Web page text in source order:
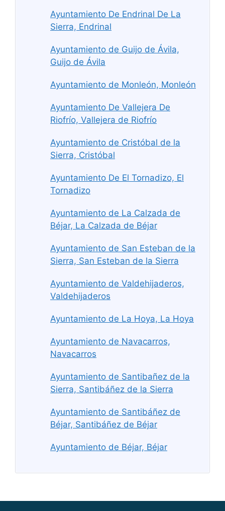
Ayuntamiento De Endrinal De La
Sierra, Endrinal
Ayuntamiento de Guijo de Ávila,
Guijo de Ávila
Ayuntamiento de Monleón, Monleón
Ayuntamiento De Vallejera De
Riofrío, Vallejera de Riofrío
Ayuntamiento de Cristóbal de la
Sierra, Cristóbal
Ayuntamiento De El Tornadizo, El
Tornadizo
Ayuntamiento de La Calzada de
Béjar, La Calzada de Béjar
Ayuntamiento de San Esteban de la
Sierra, San Esteban de la Sierra
Ayuntamiento de Valdehijaderos,
Valdehijaderos
Ayuntamiento de La Hoya, La Hoya
Ayuntamiento de Navacarros,
Navacarros
Ayuntamiento de Santibañez de la
Sierra, Santibáñez de la Sierra
Ayuntamiento de Santibáñez de
Béjar, Santibáñez de Béjar
Ayuntamiento de Béjar, Béjar